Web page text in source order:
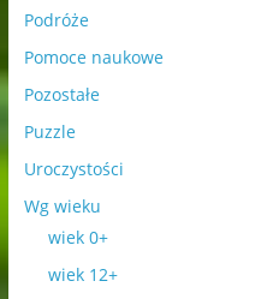
Podróże
Pomoce naukowe
Pozostałe
Puzzle
Uroczystości
Wg wieku
wiek 0+
wiek 12+